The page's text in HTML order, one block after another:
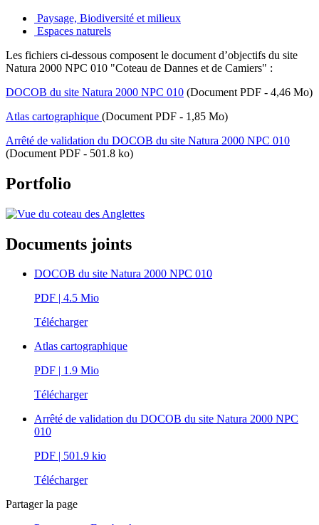
Paysage, Biodiversité et milieux
Espaces naturels
Les fichiers ci-dessous composent le document d‌’objectifs du site
Natura 2000 NPC 010 "Coteau de Dannes et de Camiers" :
DOCOB du site Natura 2000 NPC 010 (Document PDF - 4,46 Mo)
Atlas cartographique (Document PDF - 1,85 Mo)
Arrêté de validation du DOCOB du site Natura 2000 NPC 010
(Document PDF - 501.8 ko)
Portfolio
Documents joints
DOCOB du site Natura 2000 NPC 010
PDF | 4.5 Mio
Télécharger
Atlas cartographique
PDF | 1.9 Mio
Télécharger
Arrêté de validation du DOCOB du site Natura 2000 NPC
010
PDF | 501.9 kio
Télécharger
Partager la page